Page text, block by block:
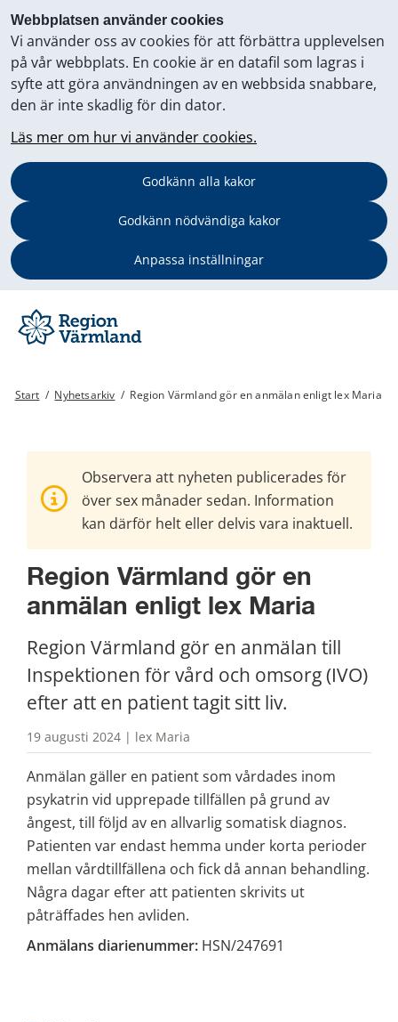
Webbplatsen använder cookies
Vi använder oss av cookies för att förbättra upplevelsen
på vår webbplats. En cookie är en datafil som lagras i
syfte att göra användningen av en webbsida snabbare,
den är inte skadlig för din dator.
Läs mer om hur vi använder cookies.
Godkänn alla kakor
Godkänn nödvändiga kakor
Anpassa inställningar
Start / Nyhetsarkiv / Region Värmland gör en anmälan enligt lex Maria
Observera att nyheten publicerades för
över sex månader sedan. Information
kan därför helt eller delvis vara inaktuell.
Region Värmland gör en
anmälan enligt lex Maria
Region Värmland gör en anmälan till
Inspektionen för vård och omsorg (IVO)
efter att en patient tagit sitt liv.
19 augusti 2024 | lex Maria
Anmälan gäller en patient som vårdades inom
psykatrin vid upprepade tillfällen på grund av
ångest, till följd av en allvarlig somatisk diagnos.
Patienten var endast hemma under korta perioder
mellan vårdtillfällena och fick då annan behandling.
Några dagar efter att patienten skrivits ut
påträffades hen avliden.
Anmälans diarienummer: HSN/247691